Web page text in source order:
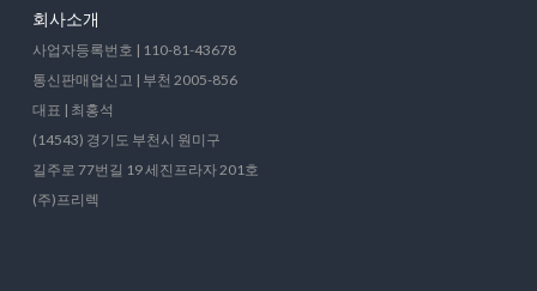
회사소개
사업자등록번호 | 110-81-43678
통신판매업신고 | 부천 2005-856
대표 | 최홍석
(14543) 경기도 부천시 원미구
길주로 77번길 19 세진프라자 201호
(주)프리렉